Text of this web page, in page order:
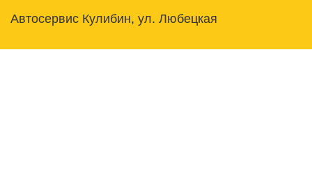
Автосервис Кулибин, ул. Любецкая